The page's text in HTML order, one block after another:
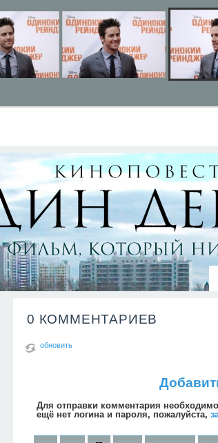
0 КОММЕНТАРИЕВ
обновить
Для отправки комментария необходимо
ещё нет логина и пароля, пожалуйста,